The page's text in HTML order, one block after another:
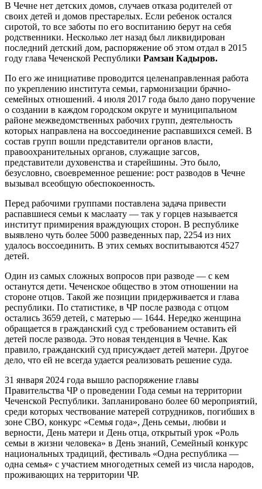
В Чечне нет детских домов, случаев отказа родителей от
своих детей и домов престарелых. Если ребенок остался
сиротой, то все заботы по его воспитанию берут на себя
родственники. Несколько лет назад был ликвидирован
последний детский дом, распоряжение об этом отдал в 2015
году глава Чеченской Республики Рамзан Кадыров.
По его же инициативе проводится целенаправленная работа
по укреплению института семьи, гармонизации брачно-
семейных отношений. 4 июля 2017 года было дано поручение
о создании в каждом городском округе и муниципальном
районе межведомственных рабочих групп, деятельность
которых направлена на воссоединение распавшихся семей. В
состав групп вошли представители органов власти,
правоохранительных органов, служащие загсов,
представители духовенства и старейшины. Это было,
безусловно, своевременное решение: рост разводов в Чечне
вызывал всеобщую обеспокоенность.
Перед рабочими группами поставлена задача привести
распавшиеся семьи к маслаату — так у горцев называется
институт примирения враждующих сторон. В республике
выявлено чуть более 5000 разведенных пар, 2254 из них
удалось воссоединить. В этих семьях воспитываются 4527
детей.
Один из самых сложных вопросов при разводе — с кем
останутся дети. Чеченское общество в этом отношении на
стороне отцов. Такой же позиции придерживается и глава
республики. По статистике, в ЧР после развода с отцом
остались 3659 детей, с матерью — 1644. Нередко женщина
обращается в гражданский суд с требованием оставить ей
детей после развода. Это новая тенденция в Чечне. Как
правило, гражданский суд присуждает детей матери. Другое
дело, что ей не всегда удается реализовать решение суда.
31 января 2024 года вышло распоряжение главы
Правительства ЧР о проведении Года семьи на территории
Чеченской Республики. Запланировано более 60 мероприятий,
среди которых чествование матерей сотрудников, погибших в
зоне СВО, конкурс «Семья года», День семьи, любви и
верности, День матери и День отца, открытый урок «Роль
семьи в жизни человека» в День знаний, Семейный конкурс
национальных традиций, фестиваль «Одна республика —
одна семья» с участием многодетных семей из числа народов,
проживающих на территории ЧР.